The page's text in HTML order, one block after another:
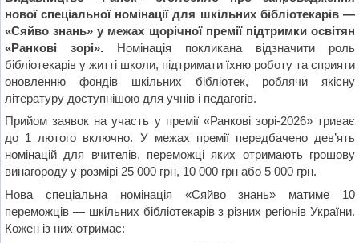
нової спеціальної номінації для шкільних бібліотекарів —
«Сяйво знань» у межах щорічної премії підтримки освітян
«Ранкові зорі». Номінація покликана відзначити роль
бібліотекарів у житті школи, підтримати їхню роботу та сприяти
оновленню фондів шкільних бібліотек, роблячи якісну
літературу доступнішою для учнів і педагогів.
Прийом заявок на участь у премії «Ранкові зорі-2026» триває
до 1 лютого включно. У межах премії передбачено дев’ять
номінацій для вчителів, переможці яких отримають грошову
винагороду у розмірі 25 000 грн, 10 000 грн або 5 000 грн.
Нова спеціальна номінація «Сяйво знань» матиме 10
переможців — шкільних бібліотекарів з різних регіонів України.
Кожен із них отримає: